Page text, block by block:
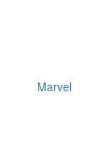
Marvel